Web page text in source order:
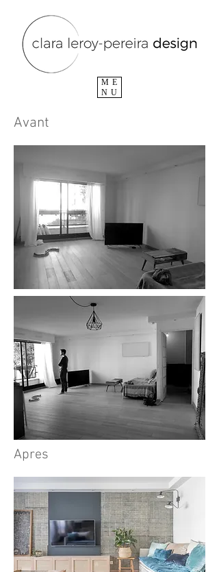
ME
NU
Avant
Apres